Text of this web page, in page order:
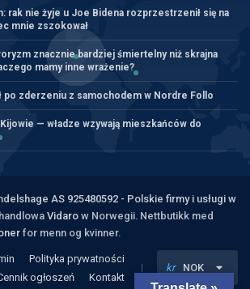
rak nie żyje u Joe Bidena rozprzestrzenił się na
mnie zszokował
znacznie bardziej śmiertelny niż skrajna
mamy inne wrażenie?
po zderzeniu z samochodem w Nordre Follo
— władze wzywają mieszkańców do
AS 925480592 - Polskie firmy i usługi w
Vidaro w Norwegii. Nettbutikk med
for menn og kvinner.
Polityka prywatności
ogłoszeń
Kontakt
kr NOK